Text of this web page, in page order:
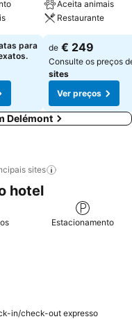
para
Aceita animais
Restaurante
de € 249
Consulte os preços
sites
Ver preços
Delémont
sites
hotel
Estacionamento
in/check-out expresso